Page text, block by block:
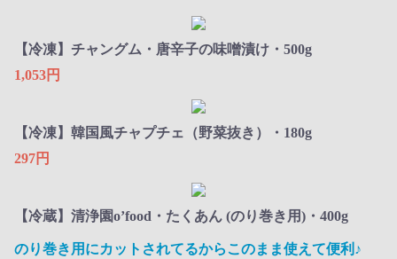
【冷凍】チャングム・唐辛子の味噌漬け・500g
1,053円
【冷凍】韓国風チャプチェ（野菜抜き）・180g
297円
【冷蔵】清浄園o’food・たくあん (のり巻き用)・400g
のり巻き用にカットされてるからこのまま使えて便利♪